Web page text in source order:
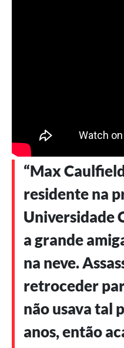
“Max
residente na
Universidade
a grande
na neve.
retroceder
não usava tal
anos, então